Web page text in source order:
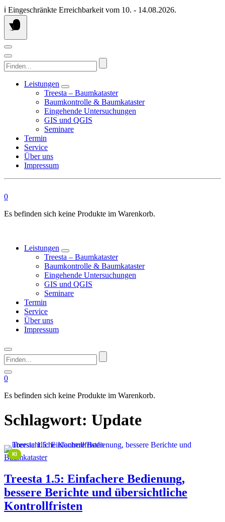
Springen
Sie
zum
ℹ️ Eingeschränkte Erreichbarkeit vom 10. - 14.08.2026.
Finden...
Leistungen
Treesta – Baumkataster
Baumkontrolle & Baumkataster
Eingehende Untersuchungen
GIS und QGIS
Seminare
Termin
Service
Über uns
Impressum
0
Es befinden sich keine Produkte im Warenkorb.
Leistungen
Treesta – Baumkataster
Baumkontrolle & Baumkataster
Eingehende Untersuchungen
GIS und QGIS
Seminare
Termin
Service
Über uns
Impressum
Finden...
0
Es befinden sich keine Produkte im Warenkorb.
Schlagwort: Update
This image is AI-generated or manipulated, disclosed under Article 50(4) of the EU AI Act.
KI
Baumkataster
Treesta 1.5: Einfachere Bedienung,
bessere Berichte und übersichtliche
Kontrollfristen